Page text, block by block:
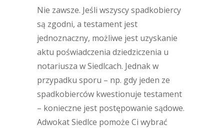
Nie zawsze. Jeśli wszyscy spadkobiercy
są zgodni, a testament jest
jednoznaczny, możliwe jest uzyskanie
aktu poświadczenia dziedziczenia u
notariusza w Siedlcach. Jednak w
przypadku sporu – np. gdy jeden ze
spadkobierców kwestionuje testament
– konieczne jest postępowanie sądowe.
Adwokat Siedlce pomoże Ci wybrać